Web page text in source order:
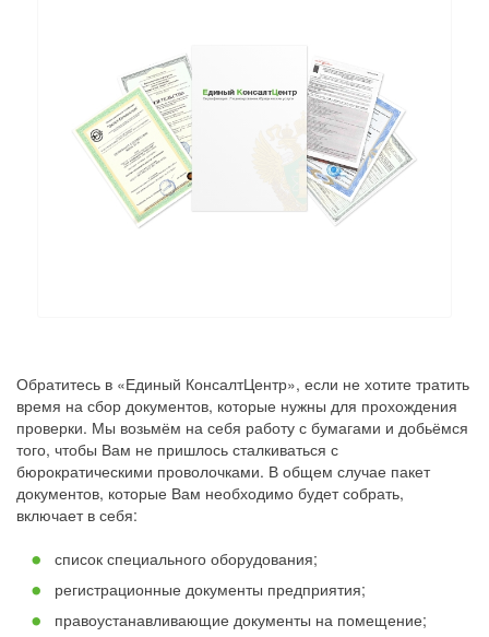
Обратитесь в «Единый КонсалтЦентр», если не хотите тратить
время на сбор документов, которые нужны для прохождения
проверки. Мы возьмём на себя работу с бумагами и добьёмся
того, чтобы Вам не пришлось сталкиваться с
бюрократическими проволочками. В общем случае пакет
документов, которые Вам необходимо будет собрать,
включает в себя:
список специального оборудования;
регистрационные документы предприятия;
правоустанавливающие документы на помещение;